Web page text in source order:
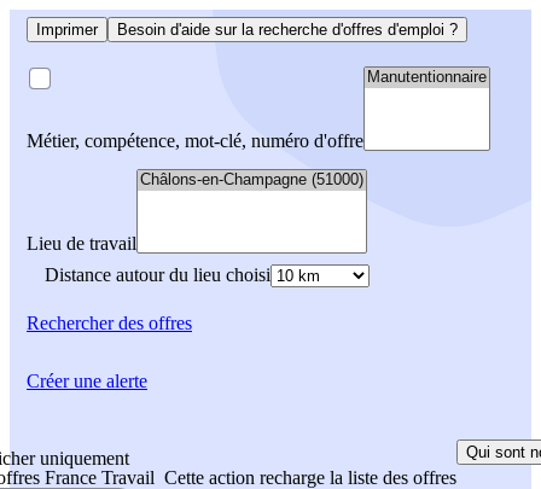
Imprimer Besoin d'aide sur la recherche d'offres d'emploi ?
Métier, compétence, mot-clé, numéro d'offre
Lieu de travail
Distance autour du lieu choisi
Rechercherdes offres
uniquement
France Travail Cette action recharge la liste des offres
Qui sont
Créer une alerte